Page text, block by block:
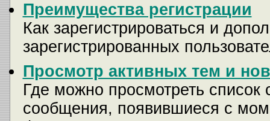
Преимущества регистрации
Как зарегистрироваться и
зарегистрированных
Просмотр активных тем и
Где можно просмотреть
сообщения, появившиеся с